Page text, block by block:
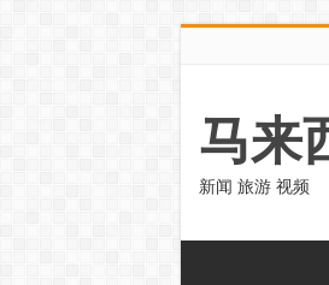
马来
新闻 旅游 视频